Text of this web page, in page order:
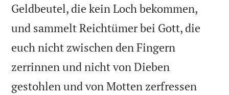
Geldbeutel, die kein Loch bekommen,
und sammelt Reichtümer bei Gott, die
euch nicht zwischen den Fingern
zerrinnen und nicht von Dieben
gestohlen und von Motten zerfressen